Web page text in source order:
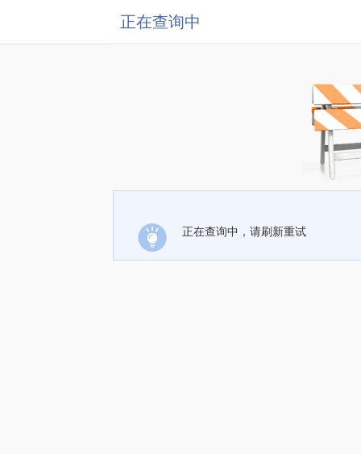
正在查询中
正在查询中，请刷新重试